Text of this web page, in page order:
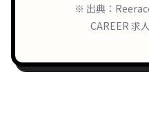
※ 出典：
CAREER 求